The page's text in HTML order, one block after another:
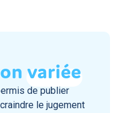
variée
de publier
le jugement